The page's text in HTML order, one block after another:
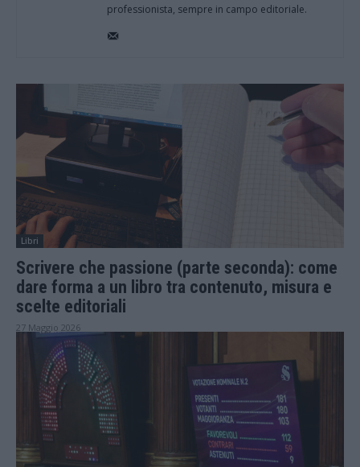
professionista, sempre in campo editoriale.
Libri
Scrivere che passione (parte seconda): come
dare forma a un libro tra contenuto, misura e
scelte editoriali
27 Maggio 2026